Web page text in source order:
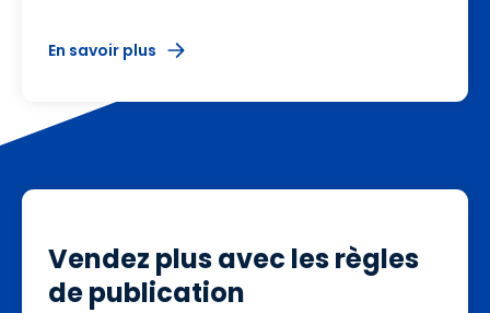
En savoir plus
Vendez plus avec les règles
de publication